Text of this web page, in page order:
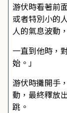
游伏時看著前
或者特別小的
人的氣息波動
一直到他時，
始。」
游伏時攤開手
動，最終釋放
跳。